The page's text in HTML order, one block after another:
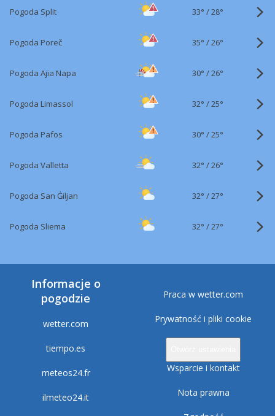
Pogoda Split 33° /28°
Pogoda Poreč 35° /26°
Pogoda Ajia Napa 30° /26°
Pogoda Limassol 32° /25°
Pogoda Pafos 30° /25°
Pogoda Valletta 32° /26°
Pogoda San Ġiljan 32° /27°
Pogoda Sliema 32° /27°
Informacje o
pogodzie
wetter.com
tiempo.es
meteos24.fr
ilmeteo24.it
Praca w wetter.com
Prywatność i pliki cookie
Wsparcie i kontakt
Nota prawna